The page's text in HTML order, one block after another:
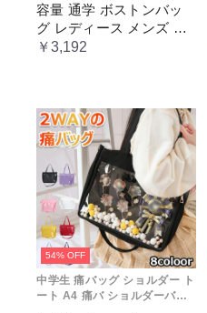
容量 通学 ボストンバッ
グ レディース メンズ 男
女兼用 学生 スクール 透
￥3,192
54% OFF
中学生 痛バッグ ショルダー ト
ート A4 痛バ ショルダーバッ